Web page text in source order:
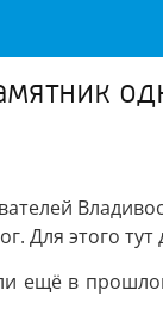
Для этого
ещё в